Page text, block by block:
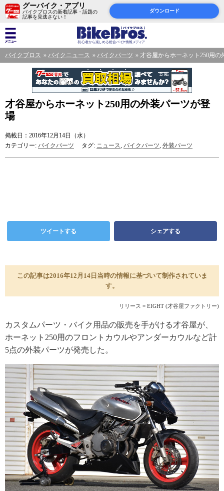
グーバイク・アプリ
バイクブロスの新着記事・話題の
記事を見逃さない！
ダウンロード
バイクブロス バイクニュース バイクパーツ 才谷屋からホーネット250用の
才谷屋からホーネット250用の外装パーツが登
場
掲載日：2016年12月14日（水）
カテゴリー: バイクパーツ タグ: ニュース, バイクパーツ, 外装パーツ
ツイートする シェアする
この記事は2016年12月14日当時の情報に基づいて制作されていま
す。
リリース = EIGHT (才谷屋ファクトリー)
カスタムパーツ・バイク用品の販売を手がける才谷屋が、
ホーネット250用のフロントカウルやアンダーカウルなど計
5点の外装パーツが発売した。